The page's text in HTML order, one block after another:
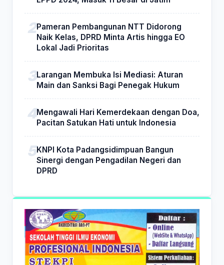
Pameran Pembangunan NTT Didorong
Naik Kelas, DPRD Minta Artis hingga EO
Lokal Jadi Prioritas
Larangan Membuka Isi Mediasi: Aturan
Main dan Sanksi Bagi Penegak Hukum
Mengawali Hari Kemerdekaan dengan Doa,
Pacitan Satukan Hati untuk Indonesia
KNPI Kota Padangsidimpuan Bangun
Sinergi dengan Pengadilan Negeri dan
DPRD